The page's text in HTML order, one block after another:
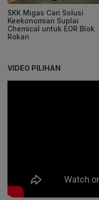
SKK Migas Cari Solusi
Keekonomian Suplai
Chemical untuk EOR Blok
Rokan
VIDEO PILIHAN